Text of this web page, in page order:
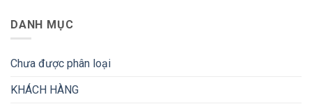
DANH MỤC
Chưa được phân loại
KHÁCH HÀNG